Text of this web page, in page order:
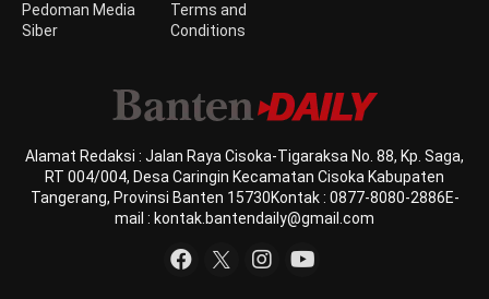
Pedoman Media
Siber
Terms and
Conditions
Alamat Redaksi : Jalan Raya Cisoka-Tigaraksa No. 88, Kp. Saga,
RT 004/004, Desa Caringin Kecamatan Cisoka Kabupaten
Tangerang, Provinsi Banten 15730Kontak : 0877-8080-2886E-
mail : kontak.bantendaily@gmail.com